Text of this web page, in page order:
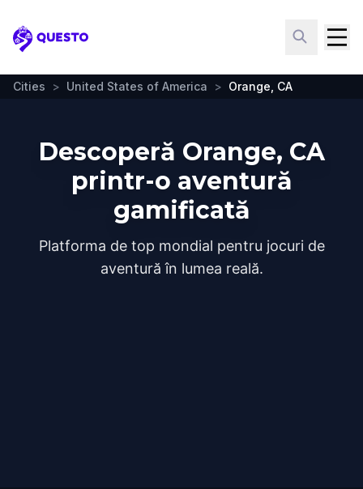
Questo
Cities > United States of America > Orange, CA
Descoperă Orange, CA
printr-o aventură
gamificată
Platforma de top mondial pentru jocuri de
aventură în lumea reală.